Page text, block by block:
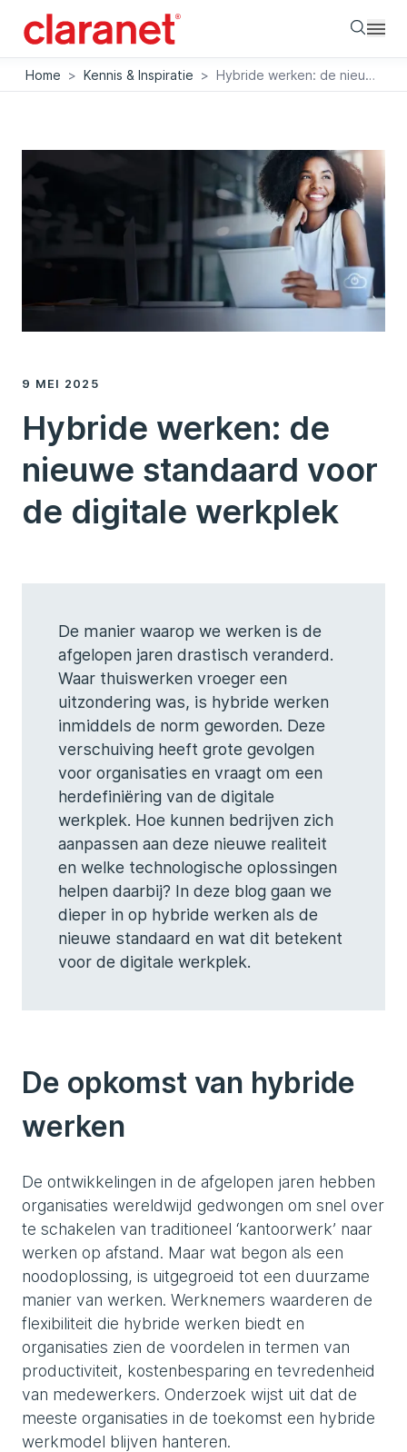
Home > Kennis & Inspiratie > Hybride werken: de nieuwe standaard voor de digitale werkplek
9 MEI 2025
Hybride werken: de
nieuwe standaard voor
de digitale werkplek
De manier waarop we werken is de
afgelopen jaren drastisch veranderd.
Waar thuiswerken vroeger een
uitzondering was, is hybride werken
inmiddels de norm geworden. Deze
verschuiving heeft grote gevolgen
voor organisaties en vraagt om een
herdefiniëring van de digitale
werkplek. Hoe kunnen bedrijven zich
aanpassen aan deze nieuwe realiteit
en welke technologische oplossingen
helpen daarbij? In deze blog gaan we
dieper in op hybride werken als de
nieuwe standaard en wat dit betekent
voor de digitale werkplek.
De opkomst van hybride
werken
De ontwikkelingen in de afgelopen jaren hebben
organisaties wereldwijd gedwongen om snel over
te schakelen van traditioneel ‘kantoorwerk’ naar
werken op afstand. Maar wat begon als een
noodoplossing, is uitgegroeid tot een duurzame
manier van werken. Werknemers waarderen de
flexibiliteit die hybride werken biedt en
organisaties zien de voordelen in termen van
productiviteit, kostenbesparing en tevredenheid
van medewerkers. Onderzoek wijst uit dat de
meeste organisaties in de toekomst een hybride
werkmodel blijven hanteren.